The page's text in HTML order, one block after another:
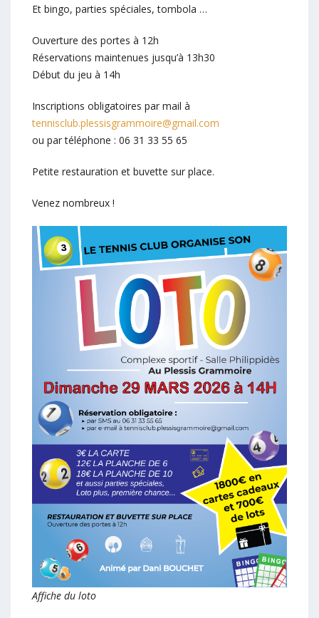
Et bingo, parties spéciales, tombola …
Ouverture des portes à 12h
Réservations maintenues jusqu’à 13h30
Début du jeu à 14h
Inscriptions obligatoires par mail à
tennisclub.plessisgrammoire@gmail.com
ou par téléphone : 06 31 33 55 65
Petite restauration et buvette sur place.
Venez nombreux !
Affiche du loto